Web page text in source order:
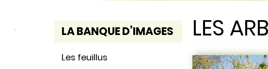
LES
LA BANQUE D’IMAGES
Les feuillus